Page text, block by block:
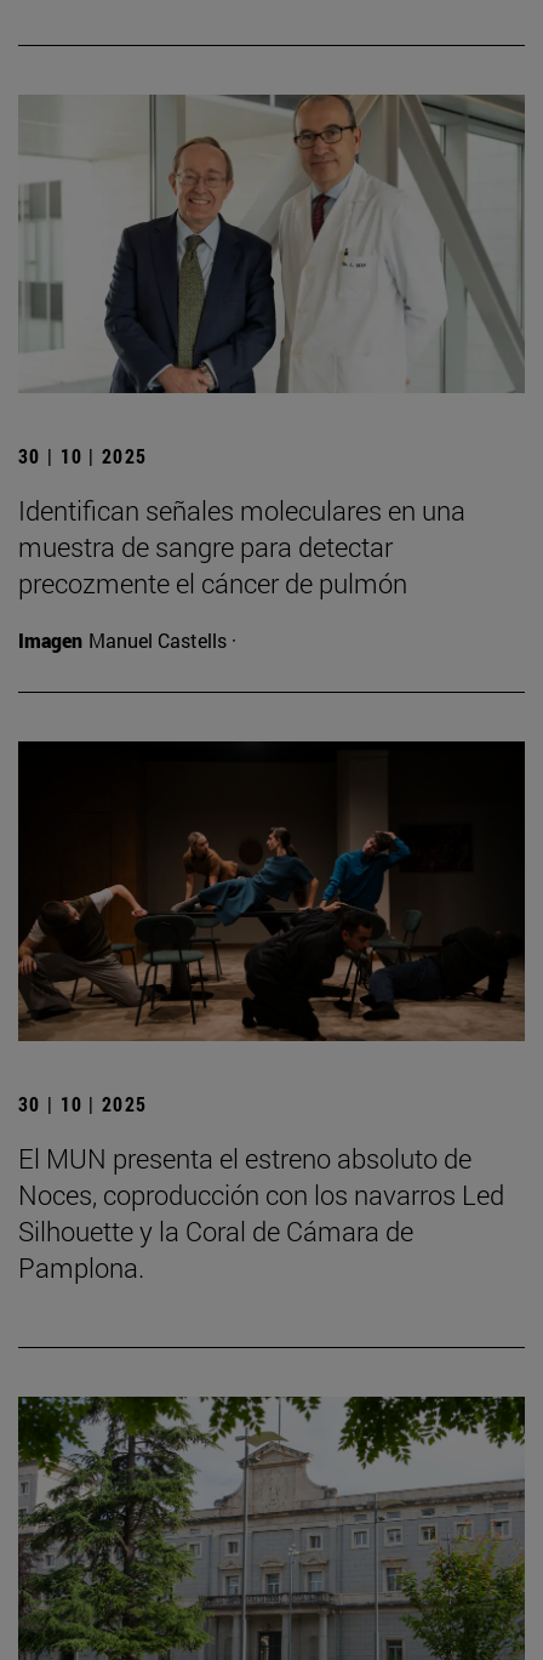
30 | 10 | 2025
Identifican señales moleculares en una
muestra de sangre para detectar
precozmente el cáncer de pulmón
Imagen Manuel Castells ·
30 | 10 | 2025
El MUN presenta el estreno absoluto de
Noces, coproducción con los navarros Led
Silhouette y la Coral de Cámara de
Pamplona.